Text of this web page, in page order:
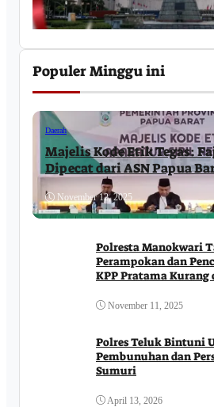
Populer Minggu ini
Daerah
Majelis Kode Etik Tegas:
Dipecat dari ASN Papua
November 12, 2025
Polresta Manokwari
Perampokan dan
KPP Pratama Kurang
November 11, 2025
Polres Teluk Bintuni
Pembunuhan dan
Sumuri
April 13, 2026